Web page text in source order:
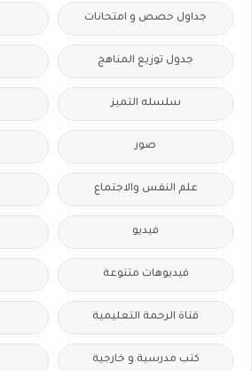
جداول حصص و امتحانات
جدول توزيع المناهج
سلسله التميز
صور
علم النفس والاجتماع
فيديو
فيديوهات متنوعة
قناة الرحمة التعليمية
كتب مدرسية و خارجية